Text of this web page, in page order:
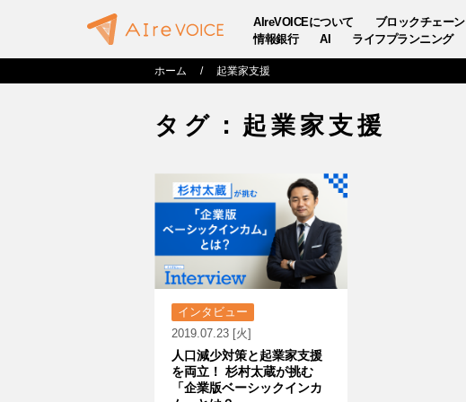
AIreVOICEについて ブロックチェーン
情報銀行
AI ライフプランニング
ホーム 起業家支援
タグ：起業家支援
インタビュー
2019.07.23 [火]
人口減少対策と起業家支援
を両立！ 杉村太蔵が挑む
「企業版ベーシックインカ